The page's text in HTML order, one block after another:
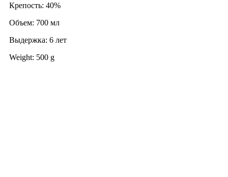
Крепость: 40%
Объем: 700 мл
Выдержка: 6 лет
Weight: 500 g